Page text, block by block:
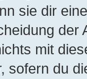
sie dir
der
mit
sofern du